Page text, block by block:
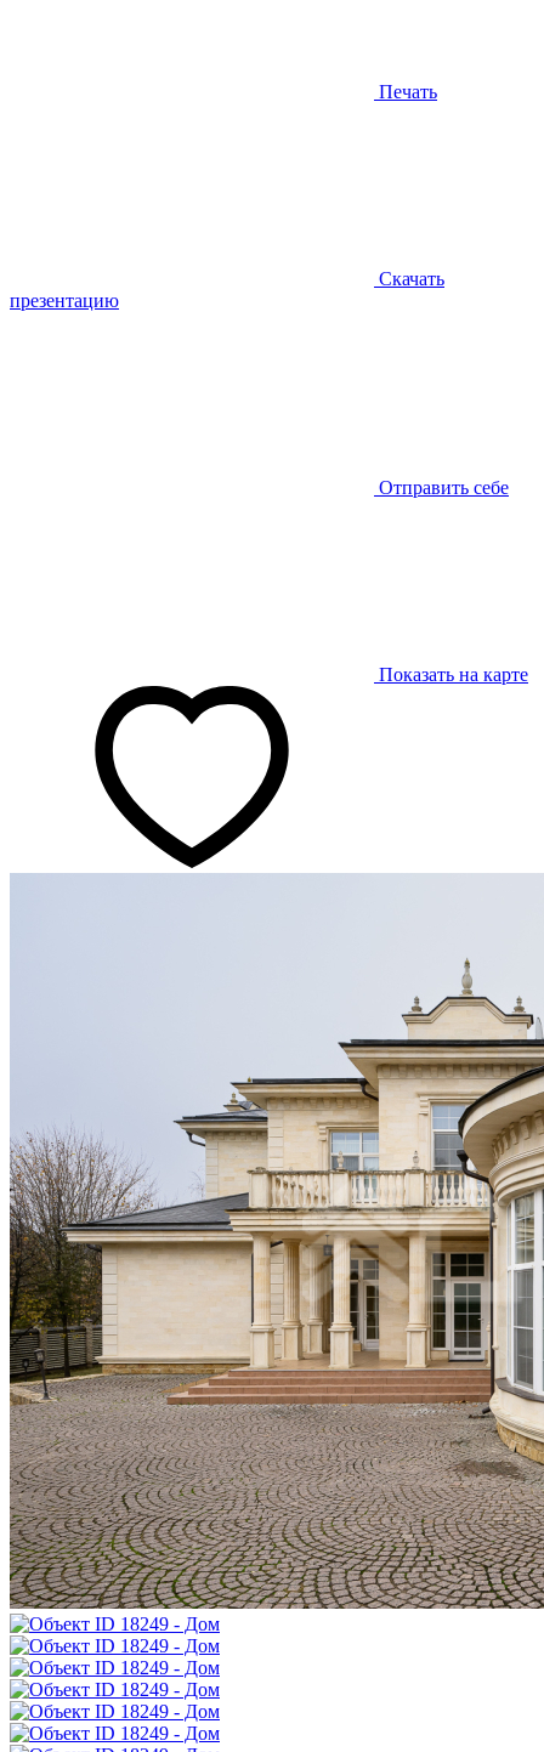
Печать
Скачать
презентацию
Отправить себе
Показать на карте